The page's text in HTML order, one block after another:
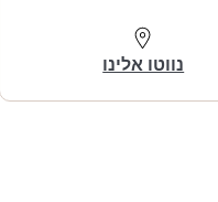
נווטו אלינו